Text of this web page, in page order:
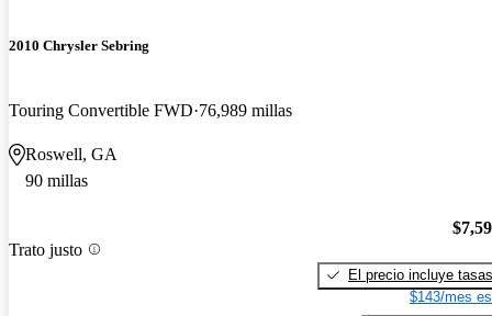
2010 Chrysler Sebring
Touring Convertible FWD 76,989 millas
Roswell, GA
90 millas
Trato justo
El precio incluye tasas
$143/mes